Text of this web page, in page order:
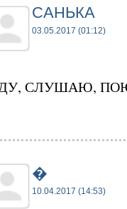
САНЬКА
03.05.2017 (01:12)
СЛУШАЮ,
�
10.04.2017 (14:53)